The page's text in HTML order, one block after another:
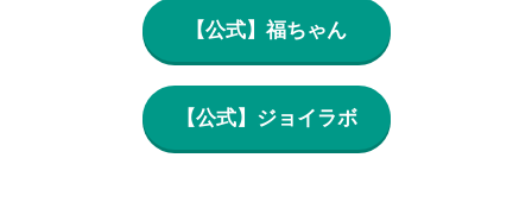
【公式】福ちゃん
【公式】ジョイラボ